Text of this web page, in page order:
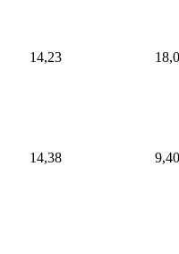
14,23
14,38 9,40